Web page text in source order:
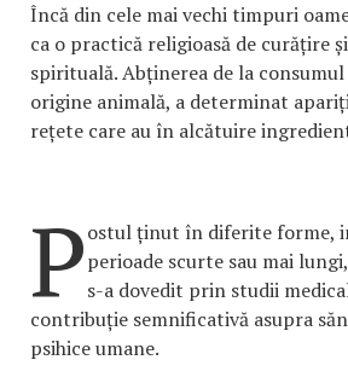
Încă din cele mai vechi timpuri
ca o practică religioasă de curățire
spirituală. Abținerea de la
origine animală, a determinat
rețete care au în alcătuire
Postul ținut în diferite forme,
perioade scurte sau mai
s-a dovedit prin studii
contribuție semnificativă asupra
psihice umane.